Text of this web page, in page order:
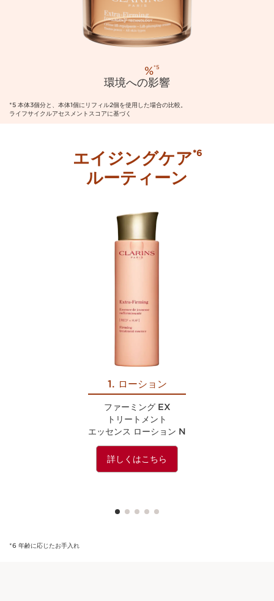
%*5
環境への影響
*5 本体3個分と、本体1個にリフィル2個を使用した場合の比較。
ライフサイクルアセスメントスコアに基づく
エイジングケア*6
ルーティーン
1. ローション
ファーミング EX
トリートメント
エッセンス ローション N
詳しくはこちら
*6 年齢に応じたお手入れ